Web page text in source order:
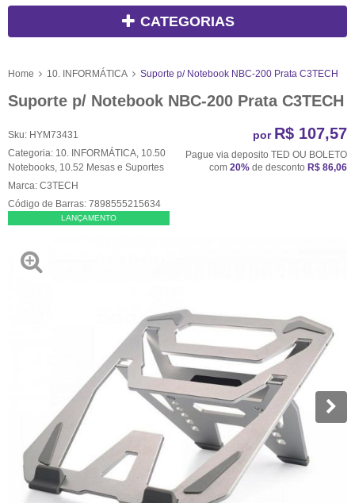
CATEGORIAS
Home 10. INFORMÁTICA Suporte p/ Notebook NBC-200 Prata C3TECH
Suporte p/ Notebook NBC-200 Prata C3TECH
Sku: HYM73431
Categoria: 10. INFORMÁTICA 10.50
Notebooks 10.52 Mesas e Suportes
Marca: C3TECH
Código de Barras: 7898555215634
LANÇAMENTO
por R$ 107,57
Pague via deposito TED OU BOLETO
com 20% de desconto R$ 86,06